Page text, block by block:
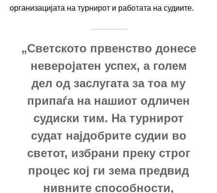
организацијата на турнирот и работата на судиите.
„Светското првенство донесе
неверојатен успех, а голем
дел од заслугата за тоа му
припаѓа на нашиот одличен
судиски тим. На турнирот
судат најдобрите судии во
светот, избрани преку строг
процес кој ги зема предвид
нивните способности,